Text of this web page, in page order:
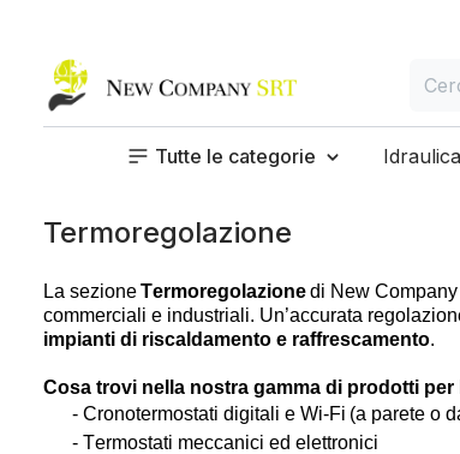
Home page
Tutte le categorie Idraulica
Termoregolazione
La sezioneTermorego lazionedi New Company
commerciali e industriali. Un’accurata
impianti di riscaldamento e raffrescamento.
Cosa trovi nella nostra gamma di prodotti per
- Cronotermostati digitali e Wi-Fi (a parete o
- Termostati meccanici ed elettronici